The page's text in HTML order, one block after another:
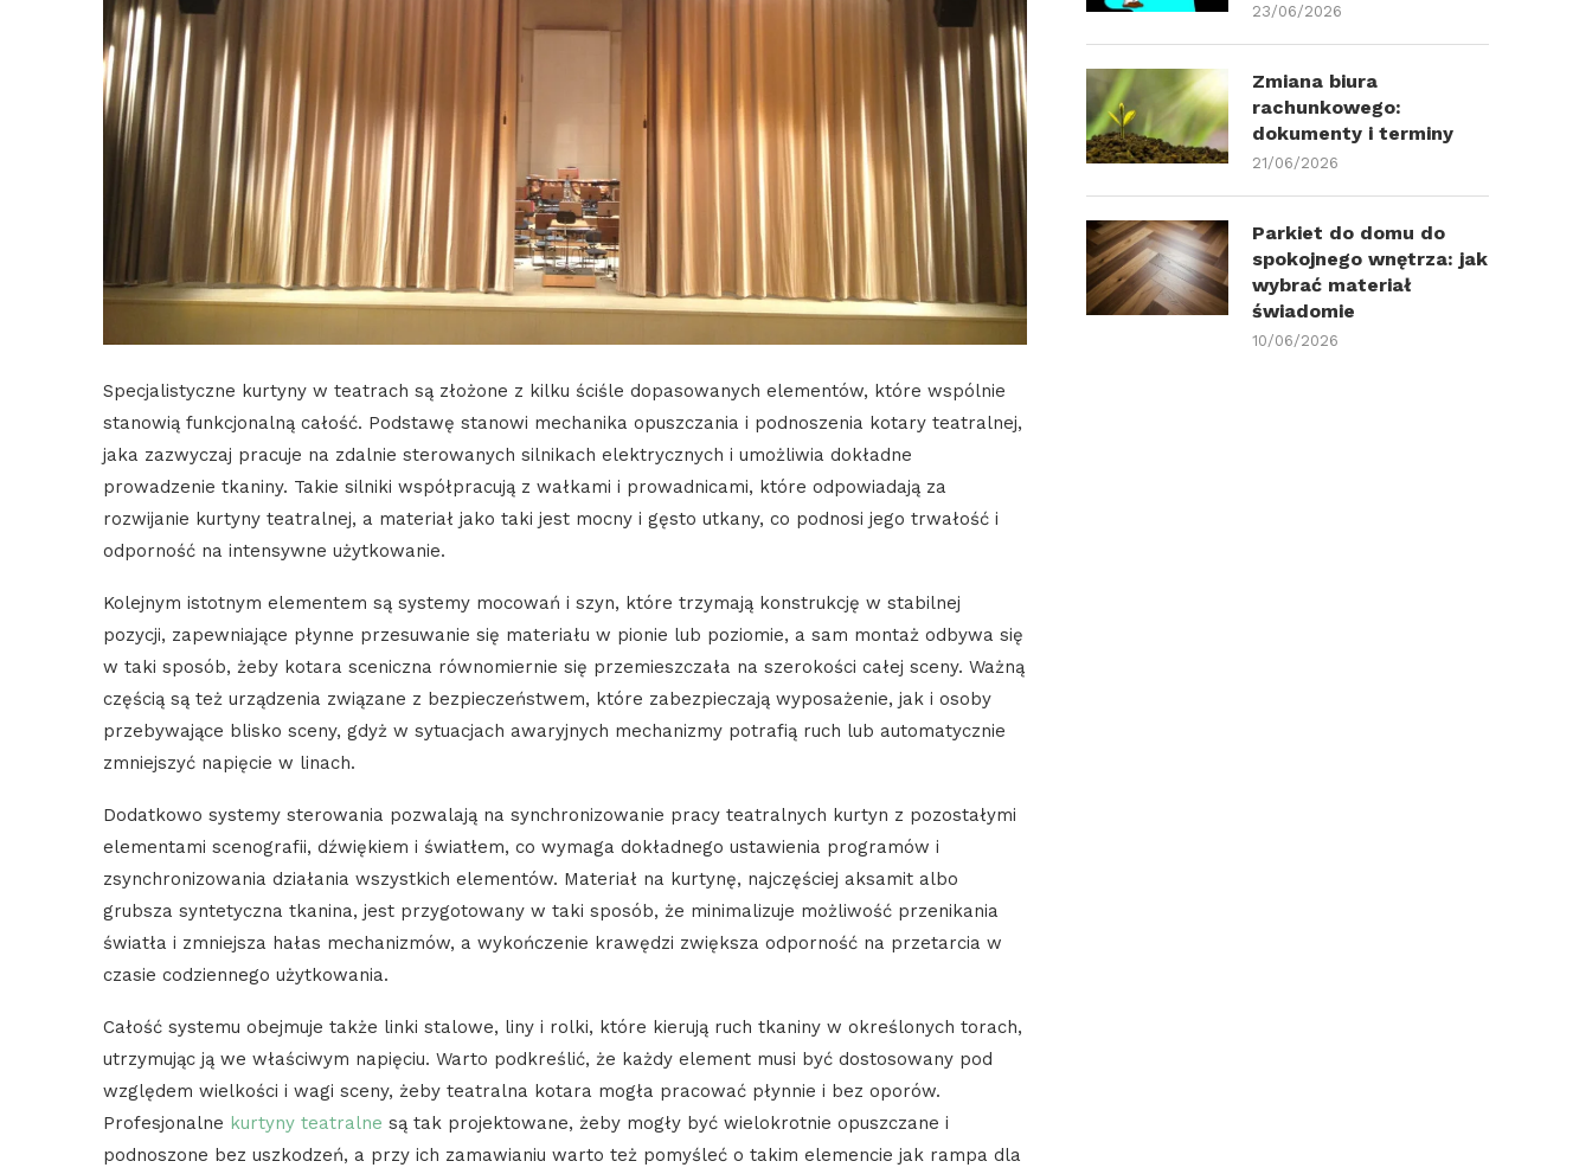
Specjalistyczne kurtyny w teatrach są złożone z kilku ściśle dopasowanych elementów, które wspólnie
stanowią funkcjonalną całość. Podstawę stanowi mechanika opuszczania i podnoszenia kotary teatralnej,
jaka zazwyczaj pracuje na zdalnie sterowanych silnikach elektrycznych i umożliwia dokładne
prowadzenie tkaniny. Takie silniki współpracują z wałkami i prowadnicami, które odpowiadają za
rozwijanie kurtyny teatralnej, a materiał jako taki jest mocny i gęsto utkany, co podnosi jego trwałość i
odporność na intensywne użytkowanie.
Kolejnym istotnym elementem są systemy mocowań i szyn, które trzymają konstrukcję w stabilnej
pozycji, zapewniające płynne przesuwanie się materiału w pionie lub poziomie, a sam montaż odbywa się
w taki sposób, żeby kotara sceniczna równomiernie się przemieszczała na szerokości całej sceny. Ważną
częścią są też urządzenia związane z bezpieczeństwem, które zabezpieczają wyposażenie, jak i osoby
przebywające blisko sceny, gdyż w sytuacjach awaryjnych mechanizmy potrafią ruch lub automatycznie
zmniejszyć napięcie w linach.
Dodatkowo systemy sterowania pozwalają na synchronizowanie pracy teatralnych kurtyn z pozostałymi
elementami scenografii, dźwiękiem i światłem, co wymaga dokładnego ustawienia programów i
zsynchronizowania działania wszystkich elementów. Materiał na kurtynę, najczęściej aksamit albo
grubsza syntetyczna tkanina, jest przygotowany w taki sposób, że minimalizuje możliwość przenikania
światła i zmniejsza hałas mechanizmów, a wykończenie krawędzi zwiększa odporność na przetarcia w
czasie codziennego użytkowania.
Całość systemu obejmuje także linki stalowe, liny i rolki, które kierują ruch tkaniny w określonych torach,
utrzymując ją we właściwym napięciu. Warto podkreślić, że każdy element musi być dostosowany pod
względem wielkości i wagi sceny, żeby teatralna kotara mogła pracować płynnie i bez oporów.
Profesjonalne kurtyny teatralne są tak projektowane, żeby mogły być wielokrotnie opuszczane i
podnoszone bez uszkodzeń, a przy ich zamawianiu warto też pomyśleć o takim elemencie jak rampa dla
23/06/2026
Zmiana biura
rachunkowego:
dokumenty i terminy
21/06/2026
Parkiet do domu do
spokojnego wnętrza: jak
wybrać materiał
świadomie
10/06/2026